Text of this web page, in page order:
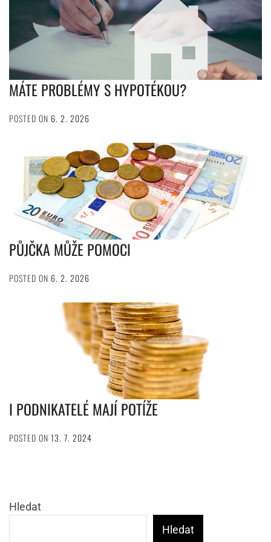
MÁTE PROBLÉMY S HYPOTÉKOU?
POSTED ON 6. 2. 2026
PŮJČKA MŮŽE POMOCI
POSTED ON 6. 2. 2026
I PODNIKATELÉ MAJÍ POTÍŽE
POSTED ON 13. 7. 2024
Hledat
Hledat